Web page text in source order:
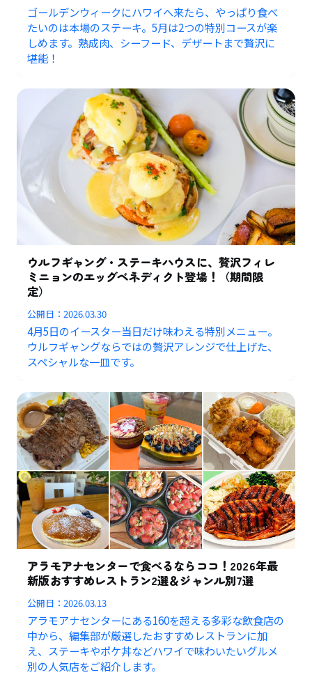
ゴールデンウィークにハワイへ来たら、やっぱり食べ
たいのは本場のステーキ。5月は2つの特別コースが楽
しめます。熟成肉、シーフード、デザートまで贅沢に
堪能！
ウルフギャング・ステーキハウスに、贅沢フィレ
ミニョンのエッグベネディクト登場！（期間限
定）
公開日：2026.03.30
4月5日のイースター当日だけ味わえる特別メニュー。
ウルフギャングならではの贅沢アレンジで仕上げた、
スペシャルな一皿です。
アラモアナセンターで食べるならココ！2026年最
新版おすすめレストラン2選＆ジャンル別7選
公開日：2026.03.13
アラモアナセンターにある160を超える多彩な飲食店の
中から、編集部が厳選したおすすめレストランに加
え、ステーキやポケ丼などハワイで味わいたいグルメ
別の人気店をご紹介します。